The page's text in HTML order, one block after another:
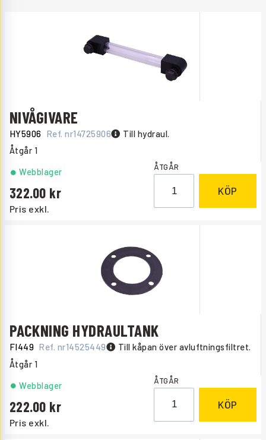
NIVÅGIVARE
HY5906 Ref. nr14725906 Till hydraul.
Åtgår 1
Pris exkl.
322.00
Webblager ÅTGÅR
KÖP
PACKNING HYDRAULTANK
FI449 Ref. nr14525449 Till kåpan över avluftningsfiltret.
Åtgår 1
Pris exkl.
222.00
Webblager ÅTGÅR
KÖP